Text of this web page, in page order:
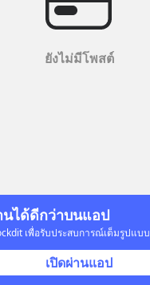
ได้ดีกว่าบนแอป
เพื่อรับประสบการณ์เต็มรูปแบบ
เปิดผ่านแอป
ยังไม่มีโพสต์